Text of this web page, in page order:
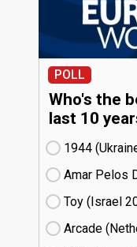
POLL
Who's the
last 10
1944
Amar Pelos
Toy (Israel
Arcade